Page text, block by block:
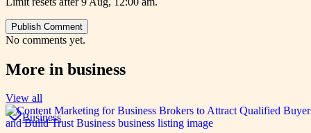
Publish Comment
No comments yet.
More in business
View all
Business